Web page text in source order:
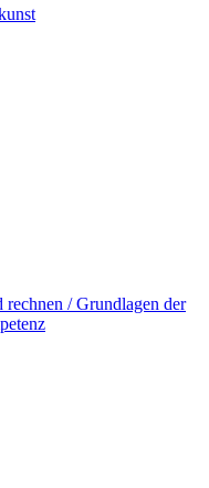
rechnen / Grundlagen der